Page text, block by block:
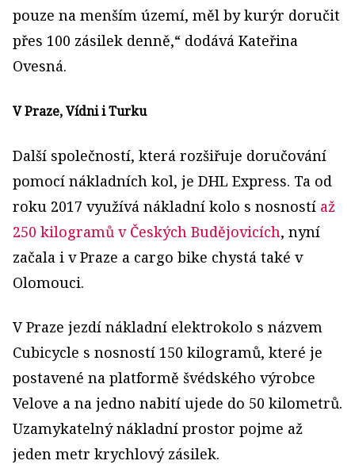
pouze na menším území, měl by kurýr doručit
přes 100 zásilek denně,“ dodává Kateřina
Ovesná.
V Praze, Vídni i Turku
Další společností, která rozšiřuje doručování
pomocí nákladních kol, je DHL Express. Ta od
roku 2017 využívá nákladní kolo s nosností až
250 kilogramů v Českých Budějovicích, nyní
začala i v Praze a cargo bike chystá také v
Olomouci.
V Praze jezdí nákladní elektrokolo s názvem
Cubicycle s nosností 150 kilogramů, které je
postavené na platformě švédského výrobce
Velove a na jedno nabití ujede do 50 kilometrů.
Uzamykatelný nákladní prostor pojme až
jeden metr krychlový zásilek.